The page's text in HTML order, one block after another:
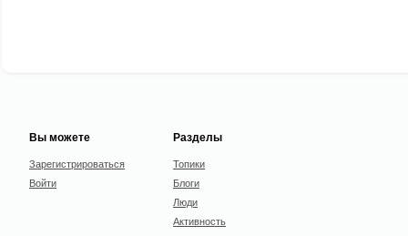
Вы можете
Зарегистрироваться
Войти
Разделы
Топики
Блоги
Люди
Активность